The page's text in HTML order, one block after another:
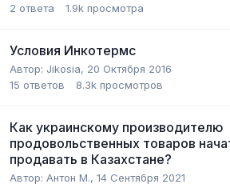
2 ответа 1.9k просмотра
Условия Инкотермс
Автор: Jikosia, 20 Октября 2016
15 ответов 8.3k просмотров
Как украинскому производителю
продовольственных товаров
продавать в Казахстане?
Автор: Антон М., 14 Сентября 2021